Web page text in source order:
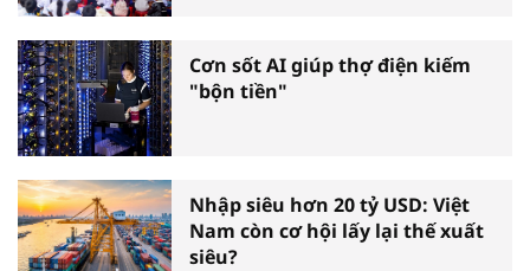
Cơn sốt AI giúp thợ điện kiếm
"bộn tiền"
Nhập siêu hơn 20 tỷ USD: Việt
Nam còn cơ hội lấy lại thế xuất
siêu?